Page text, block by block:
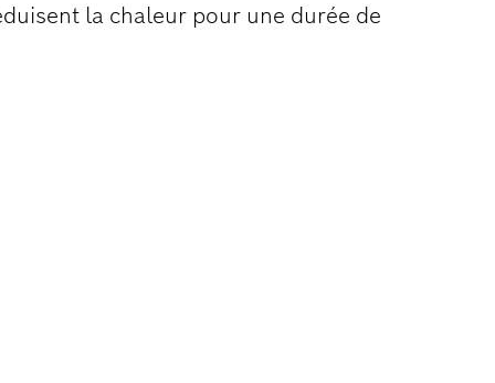
la chaleur pour une durée de